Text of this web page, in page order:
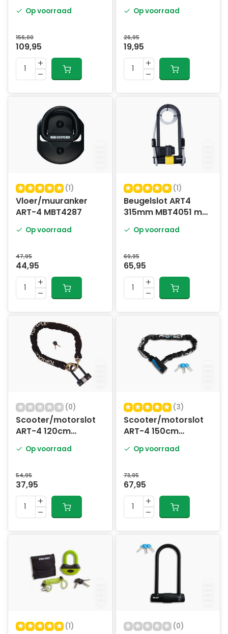
Op voorraad
156,00
109,95
MBT4162 -
Op voorraad
26,95
19,95
(1)
Vloer/muuranker
ART-4 MBT4287
Op voorraad
47,95
44,95
(1)
Beugelslot ART4
315mm MBT4051 met
Op voorraad
69,95
65,95
(0)
Scooter/motorslot
ART-4 120cm
Op voorraad
54,95
37,95
(3)
Scooter/motorslot
ART-4 150cm
Op voorraad
73,95
67,95
(1) (0)